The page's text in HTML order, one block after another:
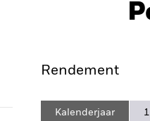
Rendement
Kalenderjaar